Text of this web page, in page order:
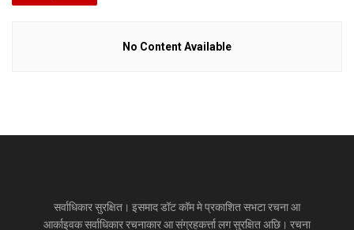
No Content Available
सर्वाधिकार सुरक्षित। इसमाद डॉट कॉम मे प्रकाशित सभटा रचना आ
आर्काइवक सर्वाधिकार रचनाकार आ संग्रहकर्त्ता लग सुरक्षित अछि। रचना